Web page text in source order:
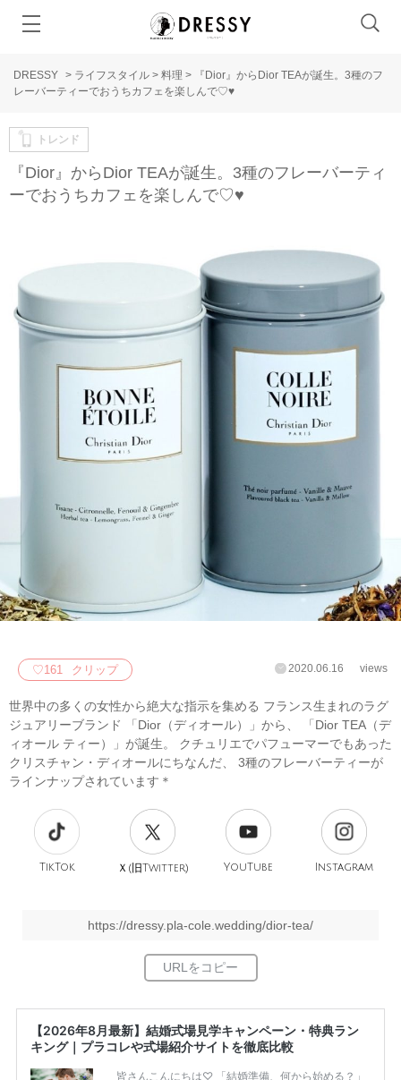
DRESSY > ライフスタイル > 料理 >
『Dior』からDior TEAが誕生。3種のフ
レーバーティーでおうちカフェを楽しんで♡♥
トレンド
『Dior』からDior TEAが誕生。3種のフレーバーティ
ーでおうちカフェを楽しんで♡♥
♡161 クリップ 2020.06.16 views
世界中の多くの女性から絶大な指示を集める フランス生まれのラグ
ジュアリーブランド 「Dior（ディオール）」から、 「Dior TEA（デ
ィオール ティー）」が誕生。 クチュリエでパフューマーでもあった
クリスチャン・ディオールにちなんだ、 3種のフレーバーティーが
ラインナップされています＊
TikTok Ｘ(旧Twitter) YouTube Instagram
https://dressy.pla-cole.wedding/dior-tea/
【2026年8月最新】結婚式場見学キャンペーン・特典ラン
キング｜プラコレや式場紹介サイトを徹底比較
皆さんこんにちは♡ 「結婚準備、何から始める？」